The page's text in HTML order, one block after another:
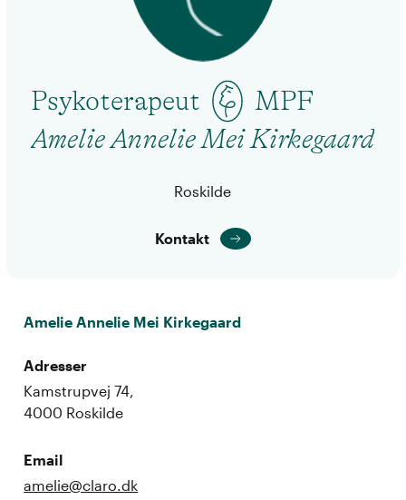
Psykoterapeut
MPF
Amelie Annelie Mei Kirkegaard
Roskilde
Kontakt
Amelie Annelie Mei Kirkegaard
Adresser
Kamstrupvej 74,
4000 Roskilde
Email
amelie@claro.dk